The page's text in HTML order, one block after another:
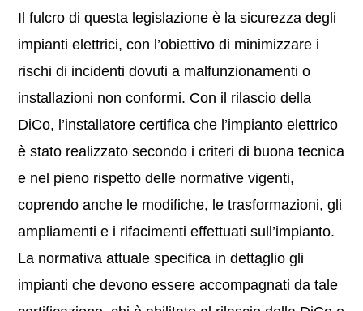
Il fulcro di questa legislazione è la sicurezza degli
impianti elettrici, con l’obiettivo di minimizzare i
rischi di incidenti dovuti a malfunzionamenti o
installazioni non conformi. Con il rilascio della
DiCo, l’installatore certifica che l’impianto elettrico
è stato realizzato secondo i criteri di buona tecnica
e nel pieno rispetto delle normative vigenti,
coprendo anche le modifiche, le trasformazioni, gli
ampliamenti e i rifacimenti effettuati sull’impianto.
La normativa attuale specifica in dettaglio gli
impianti che devono essere accompagnati da tale